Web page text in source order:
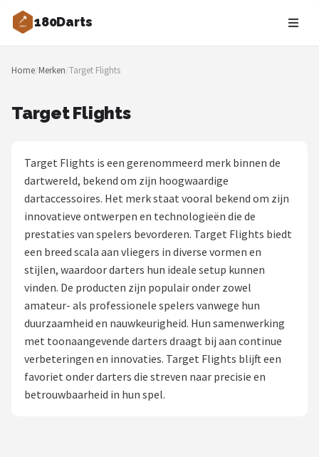
180Darts
Zoeken
NAVIGATIE
Blog
Dartspelers
Toernooien
Spelregels
Uitgooilijst
Dartshop
Target
Home/Merken/Target Flights
Target Flights
Target Flights is een gerenommeerd merk binnen de
dartwereld, bekend om zijn hoogwaardige
dartaccessoires. Het merk staat vooral bekend om zijn
innovatieve ontwerpen en technologieën die de
prestaties van spelers bevorderen. Target Flights biedt
een breed scala aan vliegers in diverse vormen en
stijlen, waardoor darters hun ideale setup kunnen
vinden. De producten zijn populair onder zowel
amateur- als professionele spelers vanwege hun
duurzaamheid en nauwkeurigheid. Hun samenwerking
met toonaangevende darters draagt bij aan continue
verbeteringen en innovaties. Target Flights blijft een
favoriet onder darters die streven naar precisie en
betrouwbaarheid in hun spel.